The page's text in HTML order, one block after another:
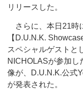
リリースした。
さらに、本日21時
【D.U.N.K.
スペシャルゲストと
NICHOLASが参加し
像が、D.U.N.K.公式
が発表された。